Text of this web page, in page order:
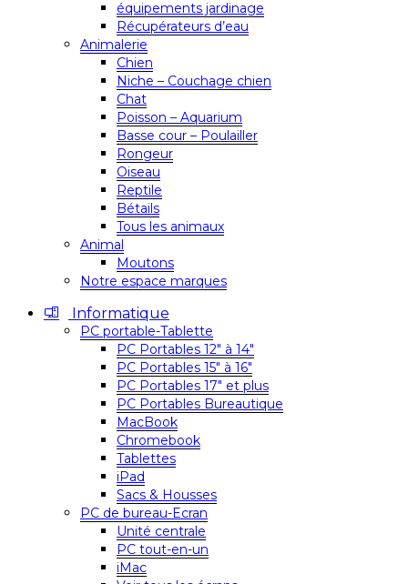
équipements jardinage
Récupérateurs d’eau
Animalerie
Chien
Niche – Couchage chien
Chat
Poisson – Aquarium
Basse cour – Poulailler
Rongeur
Oiseau
Reptile
Bétails
Tous les animaux
Animal
Moutons
Notre espace marques
Informatique
PC portable-Tablette
PC Portables 12″ à 14″
PC Portables 15″ à 16″
PC Portables 17″ et plus
PC Portables Bureautique
MacBook
Chromebook
Tablettes
iPad
Sacs & Housses
PC de bureau-Ecran
Unité centrale
PC tout-en-un
iMac